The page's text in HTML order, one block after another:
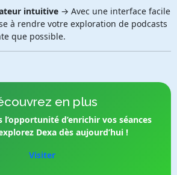
intuitive→ Avec une interface facile
à rendre votre exploration de podcasts
que possible.
en plus
l’opportunité d’enrichir vos séances
Dexa dès aujourd’hui !
Visiter